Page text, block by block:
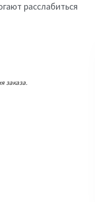
расслабиться
заказа.